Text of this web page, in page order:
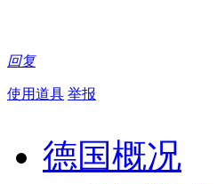
回复
使用道具 举报
德国概况